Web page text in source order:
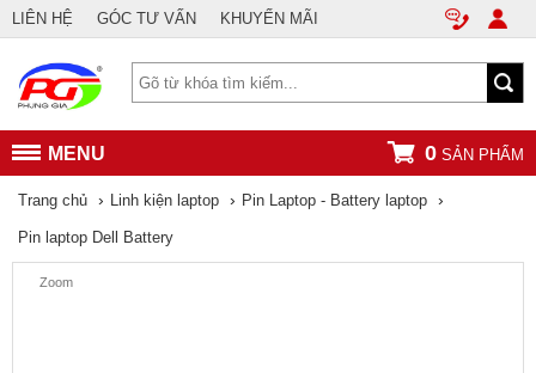
LIÊN HỆ GÓC TƯ VẤN KHUYẾN MÃI
MENU 0 SẢN PHẨM
Trang chủ › Linh kiện laptop › Pin Laptop - Battery laptop ›
Pin laptop Dell Battery
Zoom